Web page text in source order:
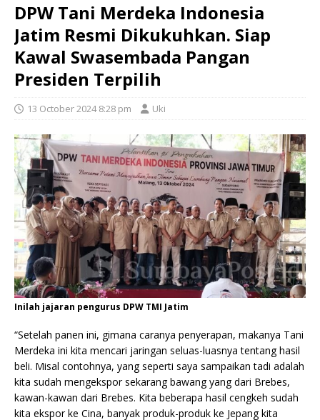
DPW Tani Merdeka Indonesia
Jatim Resmi Dikukuhkan. Siap
Kawal Swasembada Pangan
Presiden Terpilih
13 October 2024 8:28 pm Uki
Inilah jajaran pengurus DPW TMI Jatim
“Setelah panen ini, gimana caranya penyerapan, makanya Tani
Merdeka ini kita mencari jaringan seluas-luasnya tentang hasil
beli. Misal contohnya, yang seperti saya sampaikan tadi adalah
kita sudah mengekspor sekarang bawang yang dari Brebes,
kawan-kawan dari Brebes. Kita beberapa hasil cengkeh sudah
kita ekspor ke Cina, banyak produk-produk ke Jepang kita